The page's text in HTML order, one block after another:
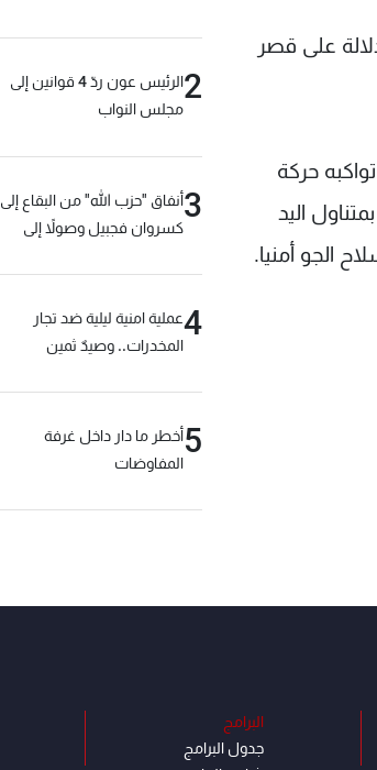
على قصر
حركة
اليد
الجو أمنيا.
2
الرئيس عون ردّ 4 قوانين إلى
مجلس النواب
3أنفاق "حزب الله" من البقاع إلى
كسروان فجبيل وصولاً إلى
4عملية امنية ليلية ضد تجار
المخدرات.. وصيدٌ ثمين
5أخطر ما دار داخل غرفة
المفاوضات
البرامج
جدول البرامج